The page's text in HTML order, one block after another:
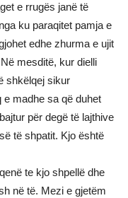
e rrugës janë të
ku paraqitet pamja e
edhe zhurma e ujit
mesditë, kur dielli
shkëlqej sikur
madhe sa që duhet
për degë të lajthive
të shpatit. Kjo është
te kjo shpellë dhe
në të. Mezi e gjetëm